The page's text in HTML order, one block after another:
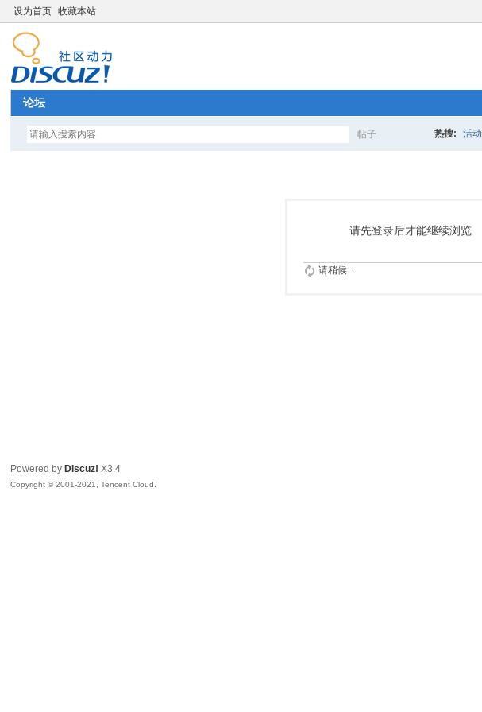
设为首页 收藏本站
论坛
帖子
索
热搜: 活动
请先登录后才能继续浏览
请稍候...
Powered by Discuz! X3.4
Copyright © 2001-2021, Tencent Cloud.